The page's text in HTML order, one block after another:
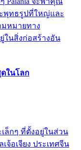
พุทธรูปที่ใหญ่และ
หมายทาง
ในสิ่งก่อสร้างอัน
ในโลก
เล็กๆ ที่ตั้งอยู่ในส่วน
อเจียง ประเทศจีน